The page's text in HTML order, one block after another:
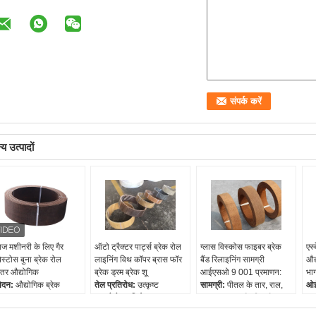
उत्पादों
मशीनरी के लिए गैर
बुना ब्रेक रोल
औद्योगिक
औद्योगिक ब्रेक
नमूने:उपलब्ध
ऑटो ट्रैक्टर पार्ट्स ब्रेक रोल
लाइनिंग विथ कॉपर ब्रास फॉर
ब्रेक ड्रम ब्रेक शू
तेल प्रतिरोध:उत्कृष्ट
एफओबी पोर्ट:क़िंगदाओ, शंघाई
ग्लास विस्कोस फाइबर ब्रेक
बैंड रिलाइनिंग सामग्री
आईएसओ 9 001 प्रमाणन:
सामग्री: पीतल के तार, राल,
फाइबर, आदि